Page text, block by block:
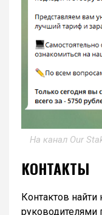
На канал Our
КОНТАКТЫ
Контактов найти
руководителями